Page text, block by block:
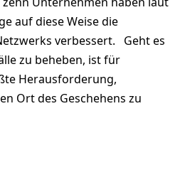
auf diese Weise die
verbessert. Geht es
zu beheben, ist für
Herausforderung,
Ort des Geschehens zu